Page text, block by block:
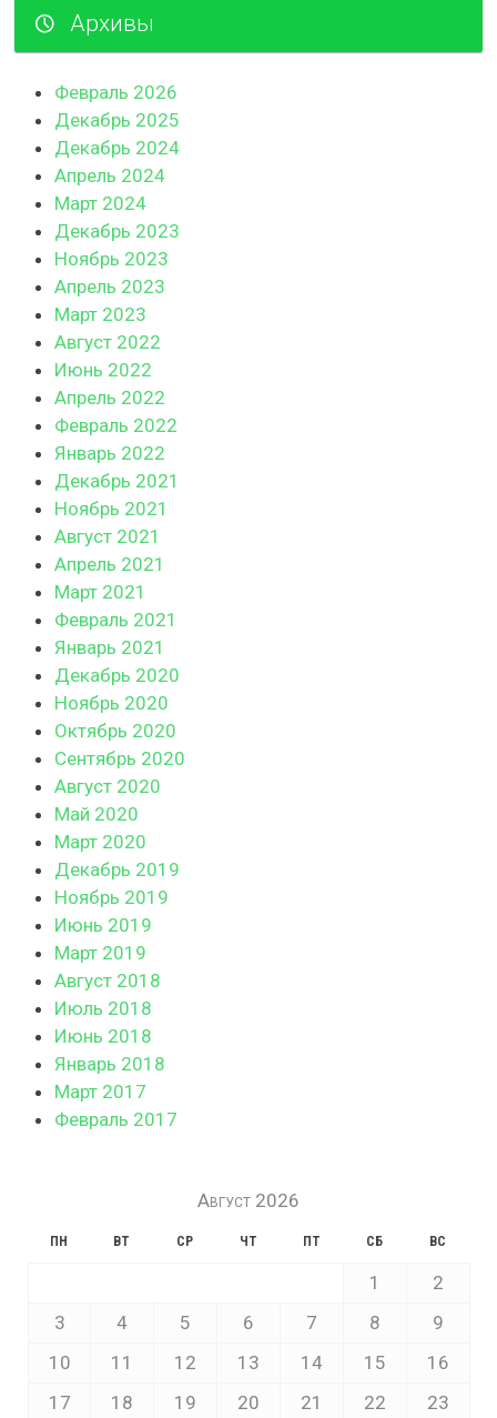
Архивы
Февраль 2026
Декабрь 2025
Декабрь 2024
Апрель 2024
Март 2024
Декабрь 2023
Ноябрь 2023
Апрель 2023
Март 2023
Август 2022
Июнь 2022
Апрель 2022
Февраль 2022
Январь 2022
Декабрь 2021
Ноябрь 2021
Август 2021
Апрель 2021
Март 2021
Февраль 2021
Январь 2021
Декабрь 2020
Ноябрь 2020
Октябрь 2020
Сентябрь 2020
Август 2020
Май 2020
Март 2020
Декабрь 2019
Ноябрь 2019
Июнь 2019
Март 2019
Август 2018
Июль 2018
Июнь 2018
Январь 2018
Март 2017
Февраль 2017
Август 2026
ПН ВТ СР ЧТ ПТ СБ ВС
1
2
3
4 5 6 7 8
9
10
11 12 13 14 15
16
17
18 19 20 21 22
23